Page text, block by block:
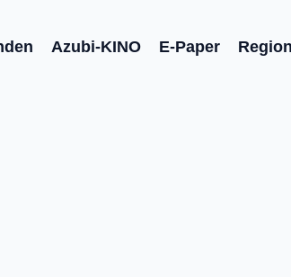
Azubi-KINO E-Paper